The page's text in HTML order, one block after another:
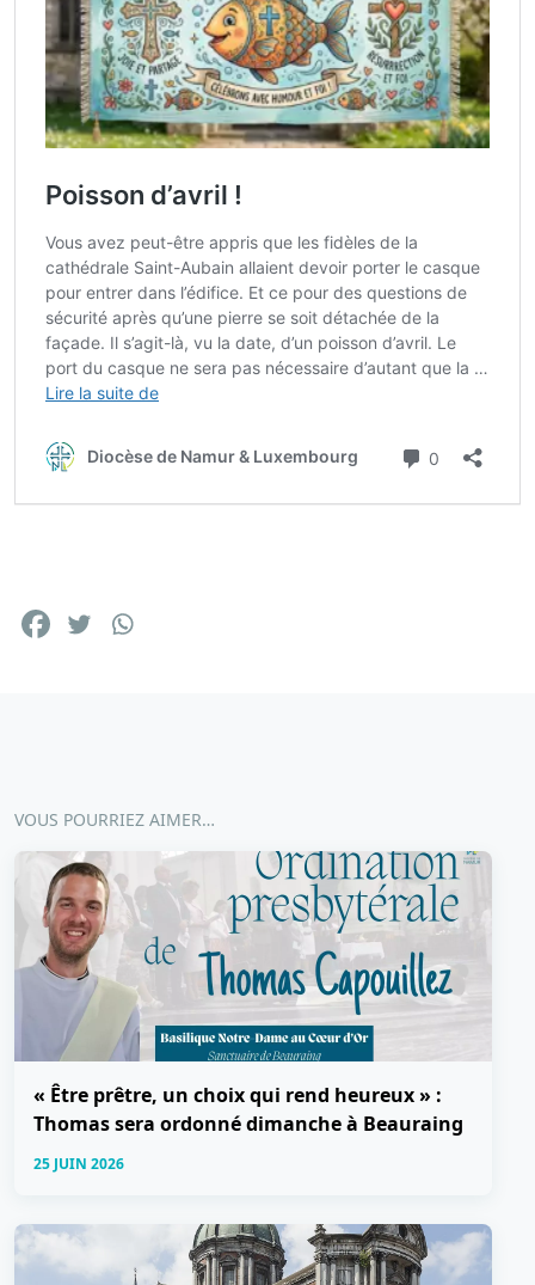
VOUS POURRIEZ AIMER…
« Être prêtre, un choix qui rend heureux » :
Thomas sera ordonné dimanche à Beauraing
25 JUIN 2026